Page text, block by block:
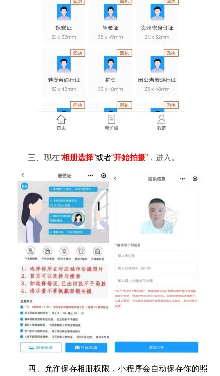
三、现在“相册选择”或者“开始拍摄” ，进入。
四、允许保存相册权限，小程序会自动保存你的照